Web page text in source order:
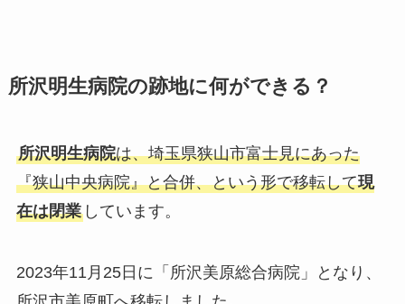
所沢明生病院の跡地に何ができる？
所沢明生病院は、埼玉県狭山市富士見にあった
『狭山中央病院』と合併、という形で移転して現
在は閉業しています。
2023年11月25日に「所沢美原総合病院」となり、